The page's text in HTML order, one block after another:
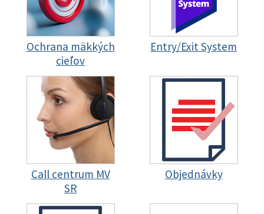
Ochrana mäkkých
cieľov
Entry/Exit System
Call centrum MV
SR
Objednávky